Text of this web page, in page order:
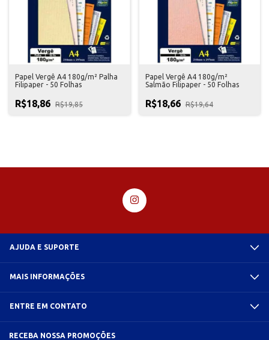
Papel Vergê A4 180g/m² Palha
Filipaper - 50 Folhas
R$18,86 R$19,85
Papel Vergê A4 180g/m²
Salmão Filipaper - 50 Folhas
R$18,66 R$19,64
AJUDA E SUPORTE
MAIS INFORMAÇÕES
ENTRE EM CONTATO
RECEBA NOSSA PROMOÇÕES